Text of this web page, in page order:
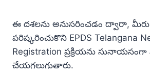
ఈ దశలను అనుసరించడం ద్వారా,
పరిష్కరించుకొని EPDS Telangana
Registration ప్రక్రియను సునాయసంగా
చేయగలుగుతారు.